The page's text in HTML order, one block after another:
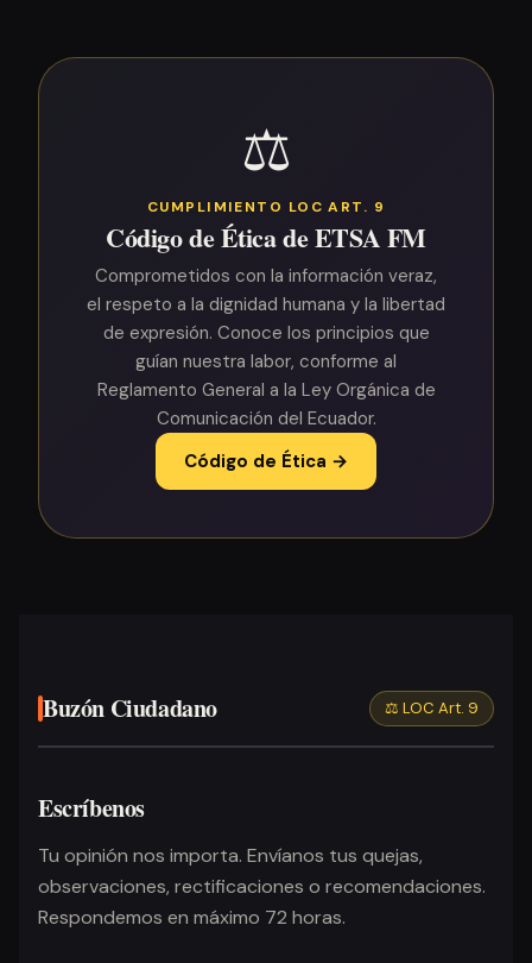
⚖️
CUMPLIMIENTO LOC ART. 9
Código de Ética de ETSA FM
Comprometidos con la información veraz,
el respeto a la dignidad humana y la libertad
de expresión. Conoce los principios que
guían nuestra labor, conforme al
Reglamento General a la Ley Orgánica de
Comunicación del Ecuador.
Código de Ética →
Buzón Ciudadano ⚖️ LOC Art. 9
Escríbenos
Tu opinión nos importa. Envíanos tus quejas,
observaciones, rectificaciones o recomendaciones.
Respondemos en máximo 72 horas.